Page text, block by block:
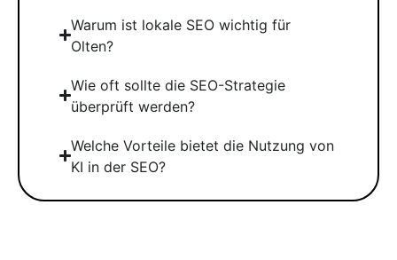
Warum ist lokale SEO wichtig für
Olten?
Wie oft sollte die SEO-Strategie
überprüft werden?
Welche Vorteile bietet die Nutzung von
KI in der SEO?